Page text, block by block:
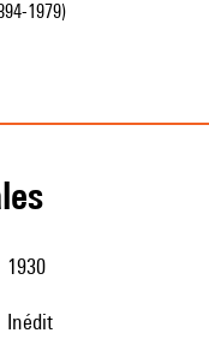
-1979)
1930
Inédit